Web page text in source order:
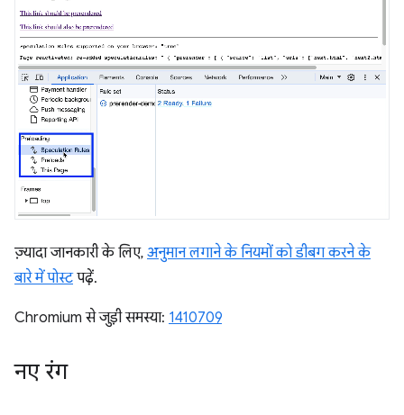
ज़्यादा जानकारी के लिए, अनुमान लगाने के नियमों को डीबग करने के
बारे में पोस्टपढ़ें.
Chromium से जुड़ी समस्या: 1410709
नए रंग